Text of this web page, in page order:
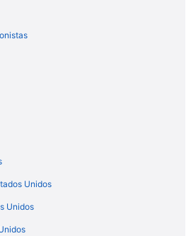
Out 279
friendly, boating on Cudjoe
2 Pools/Hot tub -30 Min to KW
SHORES**
@ VENTURE OUT** 2BR/2BA
| 80’ Pool
front with dock and pool
Unidos
Unidos